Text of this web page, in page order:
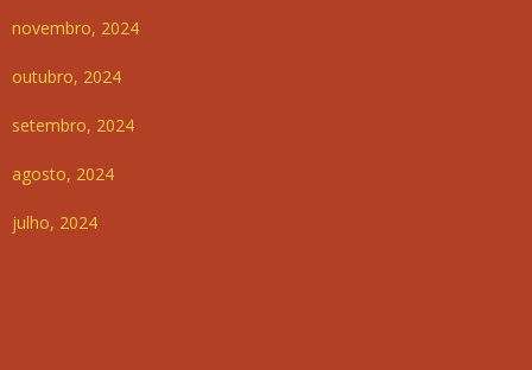
novembro, 2024
outubro, 2024
setembro, 2024
agosto, 2024
julho, 2024